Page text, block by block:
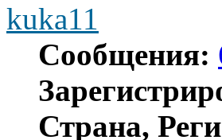
kuka11
Сообщения:
Страна,